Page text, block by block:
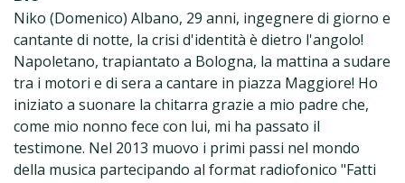
Niko (Domenico) Albano, 29 anni, ingegnere di giorno e
cantante di notte, la crisi d'identità è dietro l'angolo!
Napoletano, trapiantato a Bologna, la mattina a sudare
tra i motori e di sera a cantare in piazza Maggiore! Ho
iniziato a suonare la chitarra grazie a mio padre che,
come mio nonno fece con lui, mi ha passato il
testimone. Nel 2013 muovo i primi passi nel mondo
della musica partecipando al format radiofonico "Fatti